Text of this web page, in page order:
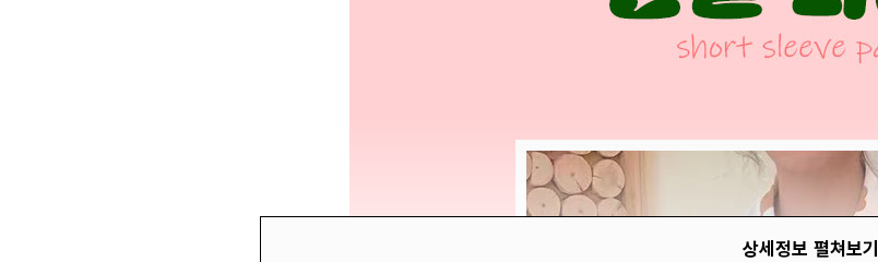
상세정보 펼쳐보기